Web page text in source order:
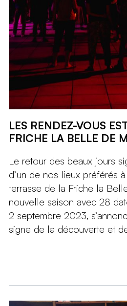
LES RENDEZ-VOUS
FRICHE LA BELLE DE
Le retour des beaux jours
d’un de nos lieux préférés
terrasse de la Friche la
nouvelle saison avec 28
2 septembre 2023,
signe de la découverte et